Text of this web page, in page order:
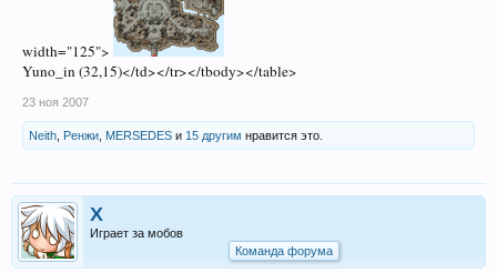
width="125">
Yuno_in (32,15)</td></tr></tbody></table>
23 ноя 2007
Neith Ренжи MERSEDES и 15 другим нравится это.
X
Играет за мобов
Команда форума